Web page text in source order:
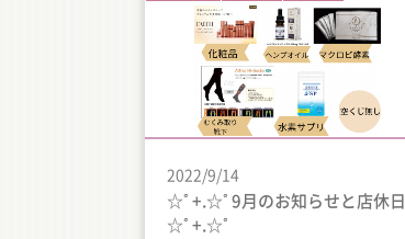
2022/9/14
☆ﾟ+.☆ﾟ9月のお知らせと店休日
☆ﾟ+.☆ﾟ